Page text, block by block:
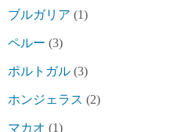
ブルガリア (1)
ペルー (3)
ポルトガル (3)
ホンジェラス (2)
マカオ (1)